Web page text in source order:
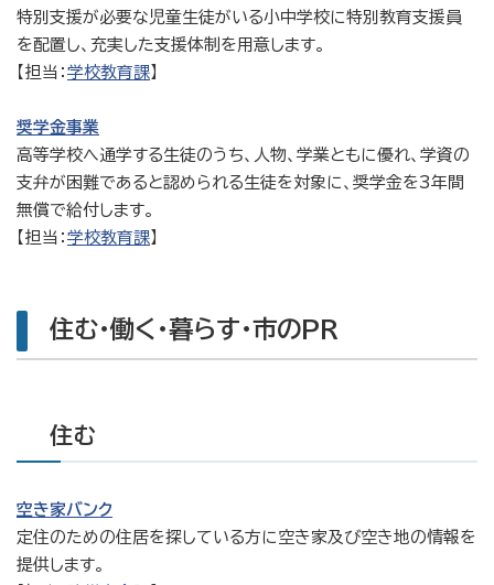
特別支援が必要な児童生徒がいる小中学校に特別教育支援員
を配置し、充実した支援体制を用意します。
【担当： 学校教育課】
奨学金事業
高等学校へ通学する生徒のうち、人物、学業ともに優れ、学資の
支弁が困難であると認められる生徒を対象に、奨学金を3年間
無償で給付します。
【担当： 学校教育課】
住む・働く・暮らす・市のPR
住む
空き家バンク
定住のための住居を探している方に空き家及び空き地の情報を
提供します。